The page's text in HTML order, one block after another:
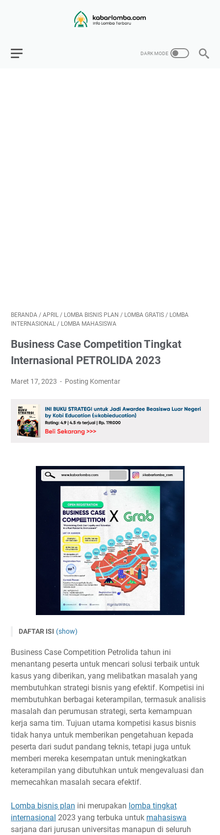
BERANDA / APRIL / LOMBA BISNIS PLAN / LOMBA GRATIS / LOMBA
INTERNASIONAL / LOMBA MAHASISWA
Business Case Competition Tingkat
Internasional PETROLIDA 2023
Maret 17, 2023 Posting Komentar
DAFTAR ISI (show)
PETROLIDA 2023
Tema dan Subtema
Timeline
Ketentuan
Biaya Pendaftaran
Hadiah
Link Penting
Narahubung
Business Case Competition Petrolida tahun ini
menantang peserta untuk mencari solusi terbaik untuk
kasus yang diberikan, yang melibatkan masalah yang
membutuhkan strategi bisnis yang efektif. Kompetisi ini
membutuhkan berbagai keterampilan, termasuk analisis
masalah dan perumusan strategi, serta kemampuan
kerja sama tim. Tujuan utama kompetisi kasus bisnis
tidak hanya untuk memberikan pengetahuan kepada
peserta dari sudut pandang teknis, tetapi juga untuk
memberi mereka kesempatan untuk meningkatkan
keterampilan yang dibutuhkan untuk mengevaluasi dan
memecahkan masalah secara efektif.
Lomba bisnis plan ini merupakan lomba tingkat
internasional 2023 yang terbuka untuk mahasiswa
sarjana dari jurusan universitas manapun di seluruh